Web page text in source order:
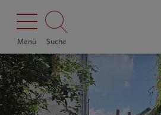
Menü Suche